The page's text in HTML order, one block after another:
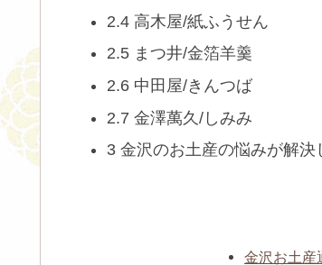
2.4 高木屋/紙ふうせん
2.5 まつ井/金箔羊羹
2.6 中田屋/きんつば
2.7 金澤萬久/しみみ
3 金沢のお土産の悩みが解決
金沢お土産